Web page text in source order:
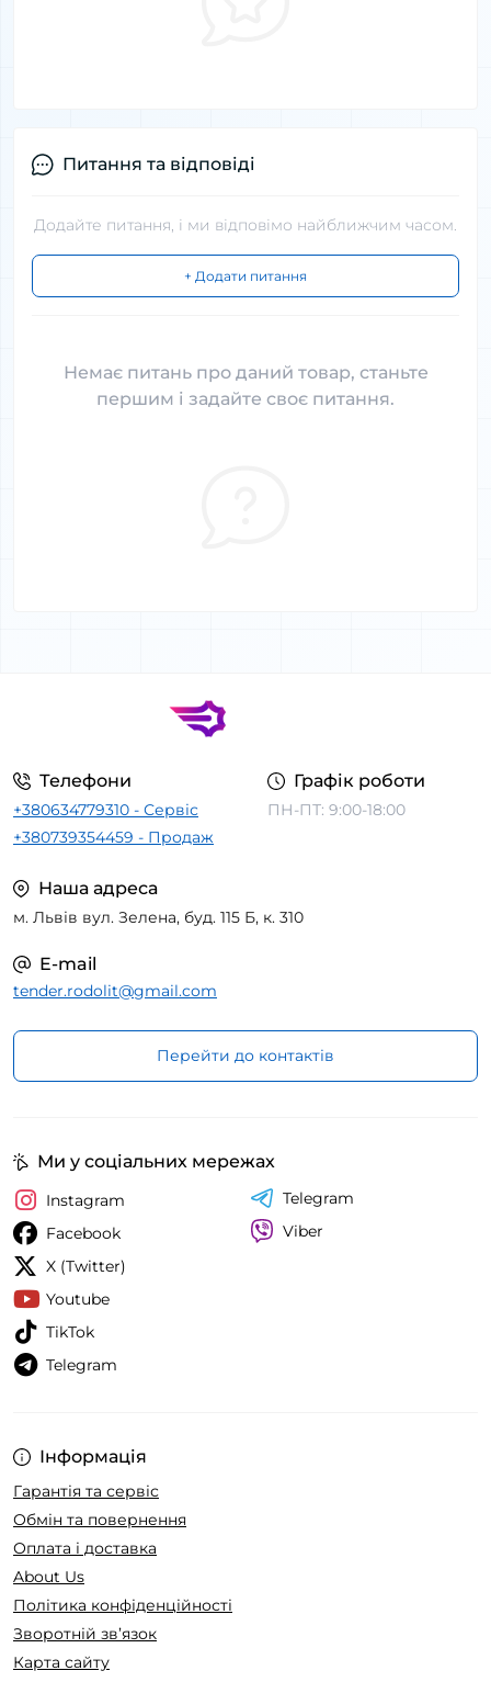
Питання та відповіді
Додайте питання, і ми відповімо найближчим часом.
+ Додати питання
Немає питань про даний товар, станьте
першим і задайте своє питання.
Телефони
+380634779310 - Сервіс
+380739354459 - Продаж
Графік роботи
ПН-ПТ: 9:00-18:00
Наша адреса
м. Львів вул. Зелена, буд. 115 Б, к. 310
E-mail
tender.rodolit@gmail.com
Перейти до контактів
Інформація
Гарантія та сервіс
Обмін та повернення
Оплата і доставка
About Us
Політика конфіденційності
Зворотній зв’язок
Карта сайту
Ми у соціальних мережах
Instagram
Facebook
X (Twitter)
Youtube
TikTok
Telegram
Telegram
Viber